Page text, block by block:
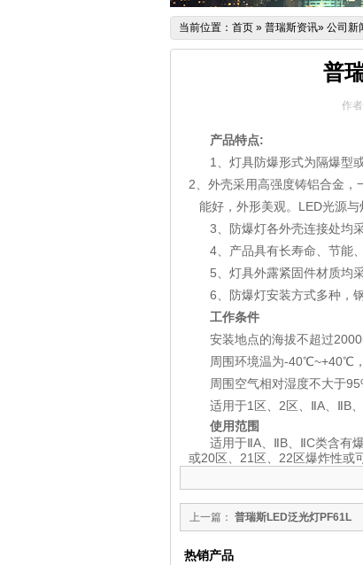
当前位置： 首页 » 普瑞斯资讯» 公司新
普
作
产品特点:
1、灯具防爆形式为隔爆型
2、外壳采用高强度铸铝合金
能好，外形美观。 LED光源与
3、防爆灯各外壳连接处均
4、产品具有长寿命、节能
5、灯具外露紧固件材质均
6、防爆灯安装方式多种，
工作条件
安装地点的海拔不超过
周围环境温为-40℃~+40℃
周围空气相对湿度不大于
适用于1 区、 2区、ⅡA 、ⅡB
使用范围
适用于ⅡA 、ⅡB 、ⅡC类含有
或20区、 21 区、 22区爆炸性或
上一篇： 普瑞斯LED泛光灯PF61L
热销产品